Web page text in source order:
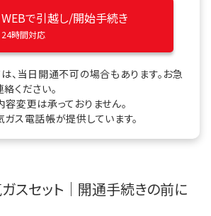
WEBで引越し/開始手続き
24時間対応
、当日開通不可の場合もあります。お急
ください。
変更は承っておりません。
ス電話帳が提供しています。
ガスセット｜開通手続きの前に